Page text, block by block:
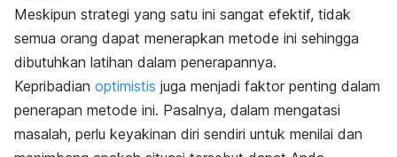
Meskipun strategi yang satu ini sangat efektif, tidak
semua orang dapat menerapkan metode ini sehingga
dibutuhkan latihan dalam penerapannya.
Kepribadian optimistis juga menjadi faktor penting dalam
penerapan metode ini. Pasalnya, dalam mengatasi
masalah, perlu keyakinan diri sendiri untuk menilai dan